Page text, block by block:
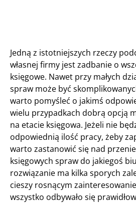
Jedną z istotniejszych rzeczy
własnej firmy jest zadbanie o
księgowe. Nawet przy małych
spraw może być
warto pomyśleć o jakimś
wielu przypadkach dobrą opcją
na etacie księgowa. Jeżeli nie
odpowiednią ilość pracy, żeby
warto zastanowić się nad
księgowych spraw do jakiegoś
rozwiązanie ma kilka sporych
cieszy rosnącym
wszystko odbywało się